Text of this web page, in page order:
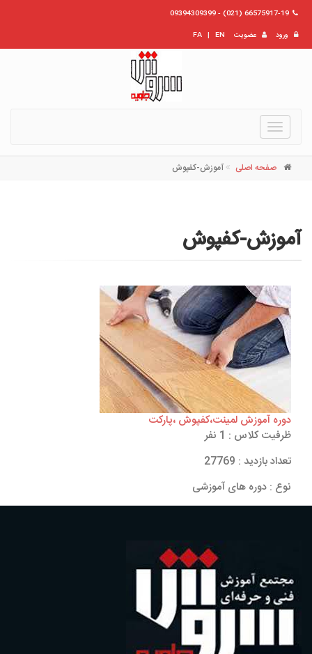
66575917-19 (021) - 09394309399
ورود
عضویت EN
|
FA
Toggle
navigation
صفحه اصلی آموزش-کفپوش
آموزش-کفپوش
دوره آموزش لمینت،کفپوش ،پارکت
ظرفیت کلاس : 1 نفر
تعداد بازدید : 27769
نوع : دوره های آموزشی